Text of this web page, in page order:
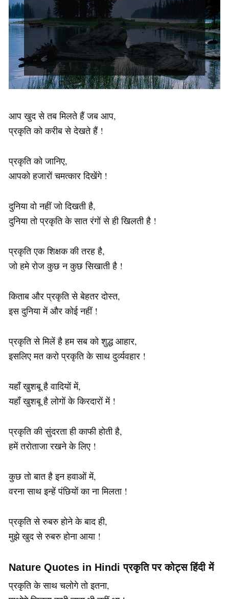
आप खुद से तब मिलते हैं जब आप,
प्रकृति को करीब से देखते हैं !
प्रकृति को जानिए,
आपको हजारों चमत्कार दिखेंगे !
दुनिया वो नहीं जो दिखती है,
दुनिया तो प्रकृति के सात रंगों से ही खिलती है !
प्रकृति एक शिक्षक की तरह है,
जो हमे रोज कुछ न कुछ सिखाती है !
किताब और प्रकृति से बेहतर दोस्त,
इस दुनिया में और कोई नहीं !
प्रकृति से मिलें है हम सब को शुद्ध आहार,
इसलिए मत करो प्रकृति के साथ दुर्व्यवहार !
यहाँ खुशबू है वादियों में,
यहाँ खुशबू है लोगों के किरदारों में !
प्रकृति की सुंदरता ही काफी होती है,
हमें तरोताजा रखने के लिए !
कुछ तो बात है इन हवाओं में,
वरना साथ इन्हें पंछियों का ना मिलता !
प्रकृति से रुबरु होने के बाद ही,
मुझे खुद से रुबरु होना आया !
Nature Quotes in Hindi प्रकृति पर कोट्स हिंदी में
प्रकृति के साथ चलोगे तो इतना,